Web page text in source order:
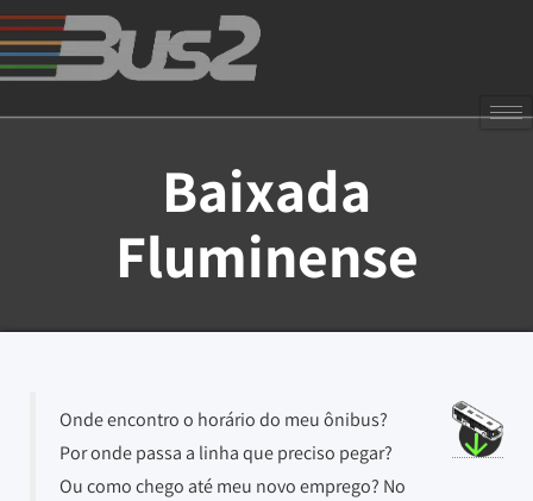
Baixada
Fluminense
Onde encontro o horário do meu ônibus?
Por onde passa a linha que preciso pegar?
Ou como chego até meu novo emprego? No